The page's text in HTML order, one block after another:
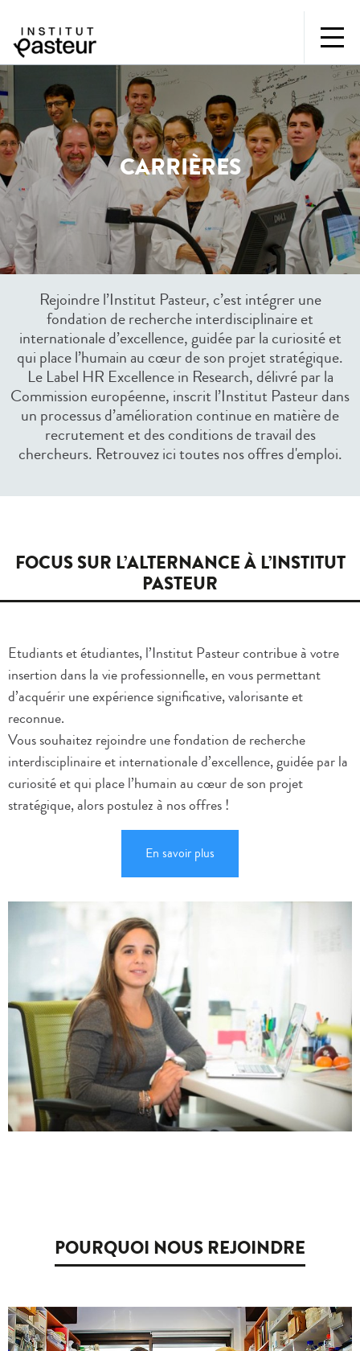
CARRIÈRES
Rejoindre l’Institut Pasteur, c’est intégrer une
fondation de recherche interdisciplinaire et
internationale d’excellence, guidée par la curiosité et
qui place l’humain au cœur de son projet stratégique.
Le Label HR Excellence in Research, délivré par la
Commission européenne, inscrit l’Institut Pasteur dans
un processus d’amélioration continue en matière de
recrutement et des conditions de travail des
chercheurs. Retrouvez ici toutes nos offres d'emploi.
FOCUS SUR L’ALTERNANCE À L’INSTITUT
PASTEUR
Etudiants et étudiantes, l’Institut Pasteur contribue à votre
insertion dans la vie professionnelle, en vous permettant
d’acquérir une expérience significative, valorisante et
reconnue.
Vous souhaitez rejoindre une fondation de recherche
interdisciplinaire et internationale d’excellence, guidée par la
curiosité et qui place l’humain au cœur de son projet
stratégique, alors postulez à nos offres !
En savoir plus
POURQUOI NOUS REJOINDRE